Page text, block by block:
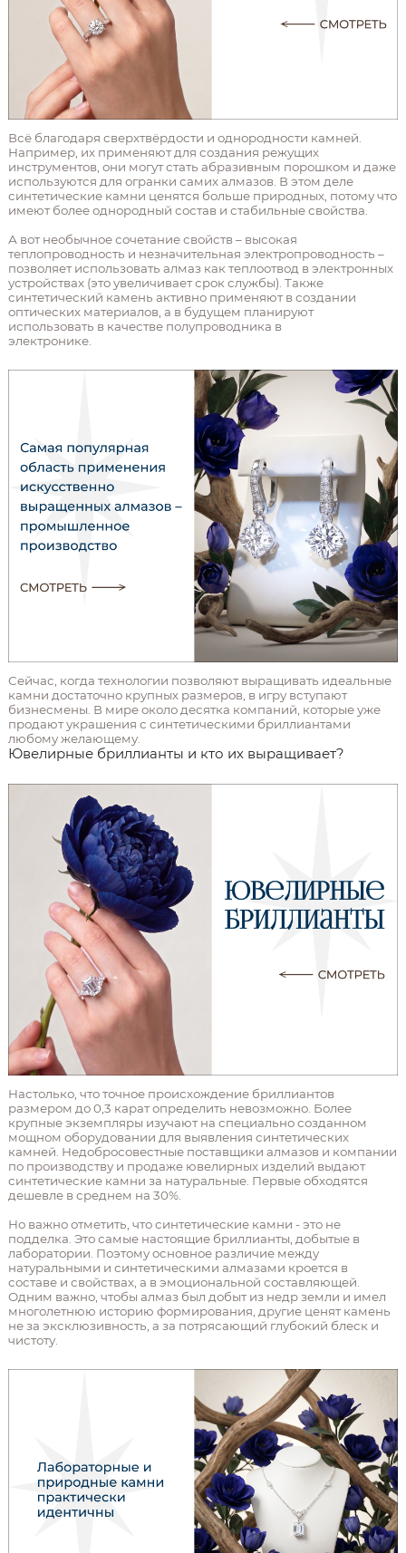
Всё благодаря сверхтвёрдости и однородности камней.
Например, их применяют для создания режущих
инструментов, они могут стать абразивным порошком и даже
используются для огранки самих алмазов. В этом деле
синтетические камни ценятся больше природных, потому что
имеют более однородный состав и стабильные свойства.
А вот необычное сочетание свойств – высокая
теплопроводность и незначительная электропроводность –
позволяет использовать алмаз как теплоотвод в электронных
устройствах (это увеличивает срок службы). Также
синтетический камень активно применяют в создании
оптических материалов, а в будущем планируют
использовать в качестве полупроводника в
электронике.
Сейчас, когда технологии позволяют выращивать идеальные
камни достаточно крупных размеров, в игру вступают
бизнесмены. В мире около десятка компаний, которые уже
продают украшения с синтетическими бриллиантами
любому желающему.
Ювелирные бриллианты и кто их выращивает?
Настолько, что точное происхождение бриллиантов
размером до 0,3 карат определить невозможно. Более
крупные экземпляры изучают на специально созданном
мощном оборудовании для выявления синтетических
камней. Недобросовестные поставщики алмазов и компании
по производству и продаже ювелирных изделий выдают
синтетические камни за натуральные. Первые обходятся
дешевле в среднем на 30%.
Но важно отметить, что синтетические камни - это не
подделка. Это самые настоящие бриллианты, добытые в
лаборатории. Поэтому основное различие между
натуральными и синтетическими алмазами кроется в
составе и свойствах, а в эмоциональной составляющей.
Одним важно, чтобы алмаз был добыт из недр земли и имел
многолетнюю историю формирования, другие ценят камень
не за эксклюзивность, а за потрясающий глубокий блеск и
чистоту.